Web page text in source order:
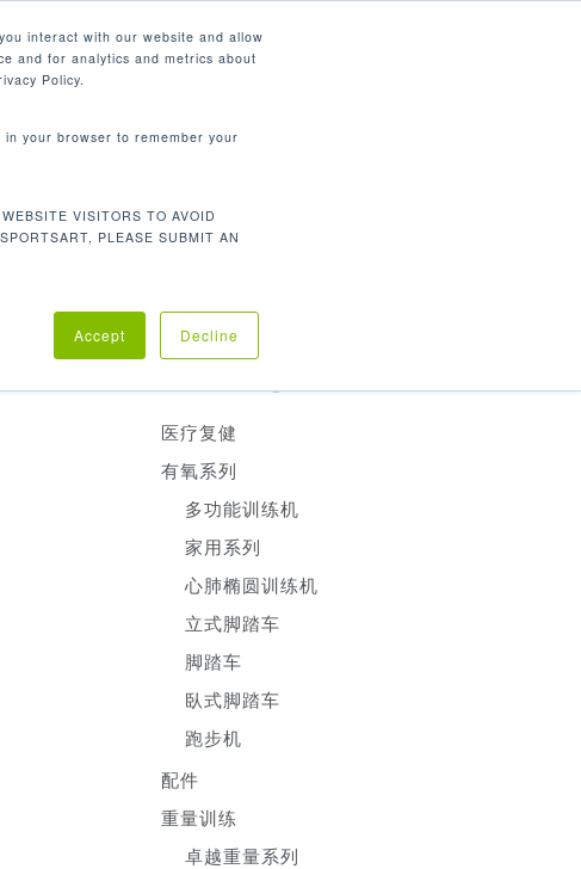
interact with our website and allow
and for analytics and metrics about
Policy.
your browser to remember your
VISITORS TO AVOID
PLEASE SUBMIT AN
Accept Decline
市场
的设计美
有氧训练
医疗复健
有氧系列
多功能训练机
家用系列
心肺椭圆训练机
立式脚踏车
脚踏车
臥式脚踏车
跑步机
配件
重量训练
卓越重量系列